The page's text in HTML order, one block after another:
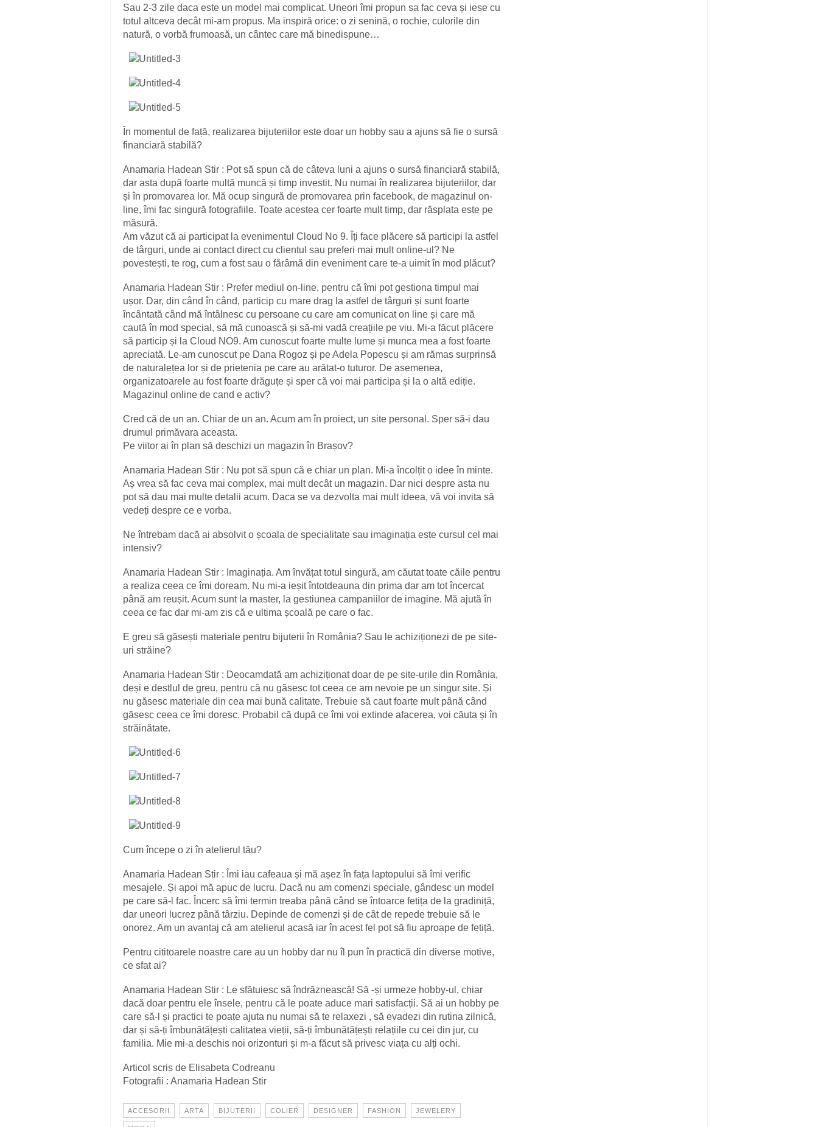
Sau 2-3 zile daca este un model mai complicat. Uneori îmi propun sa fac ceva și iese cu
totul altceva decât mi-am propus. Ma inspiră orice: o zi senină, o rochie, culorile din
natură, o vorbă frumoasă, un cântec care mă binedispune…
În momentul de față, realizarea bijuteriilor este doar un hobby sau a ajuns să fie o sursă
financiară stabilă?
Anamaria Hadean Stir : Pot să spun că de câteva luni a ajuns o sursă financiară stabilă,
dar asta după foarte multă muncă și timp investit. Nu numai în realizarea bijuteriilor, dar
și în promovarea lor. Mă ocup singură de promovarea prin facebook, de magazinul on-
line, îmi fac singură fotografiile. Toate acestea cer foarte mult timp, dar răsplata este pe
măsură.
Am văzut că ai participat la evenimentul Cloud No 9. Îți face plăcere să participi la astfel
de târguri, unde ai contact direct cu clientul sau preferi mai mult online-ul? Ne
povestești, te rog, cum a fost sau o fărâmă din eveniment care te-a uimit în mod plăcut?
Anamaria Hadean Stir : Prefer mediul on-line, pentru că îmi pot gestiona timpul mai
ușor. Dar, din când în când, particip cu mare drag la astfel de târguri și sunt foarte
încântată când mă întâlnesc cu persoane cu care am comunicat on line și care mă
caută în mod special, să mă cunoască și să-mi vadă creațiile pe viu. Mi-a făcut plăcere
să particip și la Cloud NO9. Am cunoscut foarte multe lume și munca mea a fost foarte
apreciată. Le-am cunoscut pe Dana Rogoz și pe Adela Popescu și am rămas surprinsă
de naturalețea lor și de prietenia pe care au arătat-o tuturor. De asemenea,
organizatoarele au fost foarte drăguțe și sper că voi mai participa și la o altă ediție.
Magazinul online de cand e activ?
Cred că de un an. Chiar de un an. Acum am în proiect, un site personal. Sper să-i dau
drumul primăvara aceasta.
Pe viitor ai în plan să deschizi un magazin în Brașov?
Anamaria Hadean Stir : Nu pot să spun că e chiar un plan. Mi-a încolțit o idee în minte.
Aș vrea să fac ceva mai complex, mai mult decât un magazin. Dar nici despre asta nu
pot să dau mai multe detalii acum. Daca se va dezvolta mai mult ideea, vă voi invita să
vedeți despre ce e vorba.
Ne întrebam dacă ai absolvit o școala de specialitate sau imaginația este cursul cel mai
intensiv?
Anamaria Hadean Stir : Imaginația. Am învățat totul singură, am căutat toate căile pentru
a realiza ceea ce îmi doream. Nu mi-a ieșit întotdeauna din prima dar am tot încercat
până am reușit. Acum sunt la master, la gestiunea campaniilor de imagine. Mă ajută în
ceea ce fac dar mi-am zis că e ultima școală pe care o fac.
E greu să găsești materiale pentru bijuterii în România? Sau le achiziționezi de pe site-
uri străine?
Anamaria Hadean Stir : Deocamdată am achiziționat doar de pe site-urile din România,
deși e destlul de greu, pentru că nu găsesc tot ceea ce am nevoie pe un singur site. Și
nu găsesc materiale din cea mai bună calitate. Trebuie să caut foarte mult până când
găsesc ceea ce îmi doresc. Probabil că după ce îmi voi extinde afacerea, voi căuta și în
străinătate.
Cum începe o zi în atelierul tău?
Anamaria Hadean Stir : Îmi iau cafeaua și mă așez în fața laptopului să îmi verific
mesajele. Și apoi mă apuc de lucru. Dacă nu am comenzi speciale, gândesc un model
pe care să-l fac. Încerc să îmi termin treaba până când se întoarce fetița de la gradiniță,
dar uneori lucrez până târziu. Depinde de comenzi și de cât de repede trebuie să le
onorez. Am un avantaj că am atelierul acasă iar în acest fel pot să fiu aproape de fetiță.
Pentru cititoarele noastre care au un hobby dar nu îl pun în practică din diverse motive,
ce sfat ai?
Anamaria Hadean Stir : Le sfătuiesc să îndrăznească! Să -și urmeze hobby-ul, chiar
dacă doar pentru ele însele, pentru că le poate aduce mari satisfacții. Să ai un hobby pe
care să-l și practici te poate ajuta nu numai să te relaxezi , să evadezi din rutina zilnică,
dar și să-ți îmbunătățești calitatea vieții, să-ți îmbunătățești relațiile cu cei din jur, cu
familia. Mie mi-a deschis noi orizonturi și m-a făcut să privesc viața cu alți ochi.
Articol scris de Elisabeta Codreanu
Fotografii : Anamaria Hadean Stir
ACCESORII ARTA BIJUTERII COLIER DESIGNER FASHION JEWELERY